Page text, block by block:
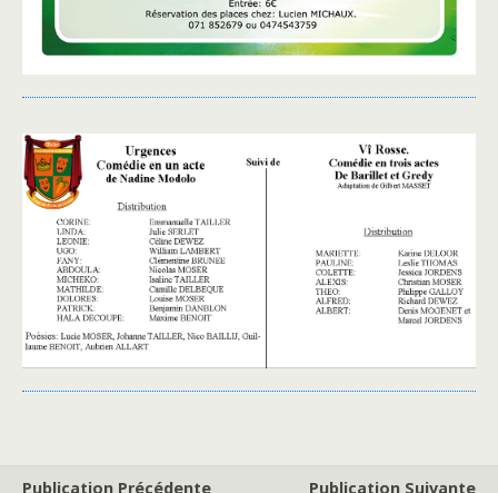
Publication Précédente Publication Suivante